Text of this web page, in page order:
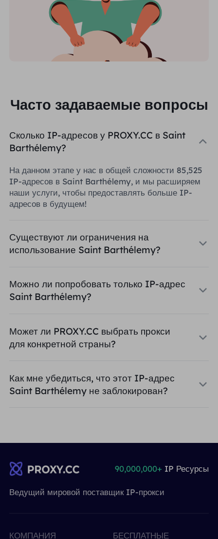
Часто задаваемые вопросы
Сколько IP-адресов у PROXY.CC в Saint
Barthélemy?
На данном этапе у нас в общей сложности 85,525
IP-адресов в Saint Barthélemy, и мы расширяем
наши услуги, чтобы предоставлять больше IP-
адресов в будущем!
Существуют ли ограничения на
использование Saint Barthélemy?
Можно ли попробовать только IP-адрес
Saint Barthélemy?
Может ли PROXY.CC выбрать прокси
для конкретной страны?
Как мне убедиться, что этот IP-адрес
Saint Barthélemy не заблокирован?
Ведущий мировой поставщик IP-прокси
90,000,000+ IP Ресурсы
КОМПАНИЯ
БЕСПЛАТНЫЕ